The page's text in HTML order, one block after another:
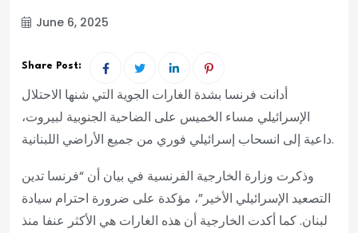
June 6, 2025
Share Post:
أدانت فرنسا بشدة الغارات الجوية التي شنها الاحتلال
الإسرائيلي مساء الخميس على الضاحية الجنوبية لبيروت،
داعية إلى انسحاب إسرائيلي فوري من جميع الأراضي اللبنانية.
وذكرت وزارة الخارجية الفرنسية في بيان أن “فرنسا تدين
التصعيد الإسرائيلي الأخير”، مؤكدة على ضرورة احترام سيادة
لبنان. كما أكدت الخارجية أن هذه الغارات هي الأكثر عنفا منذ